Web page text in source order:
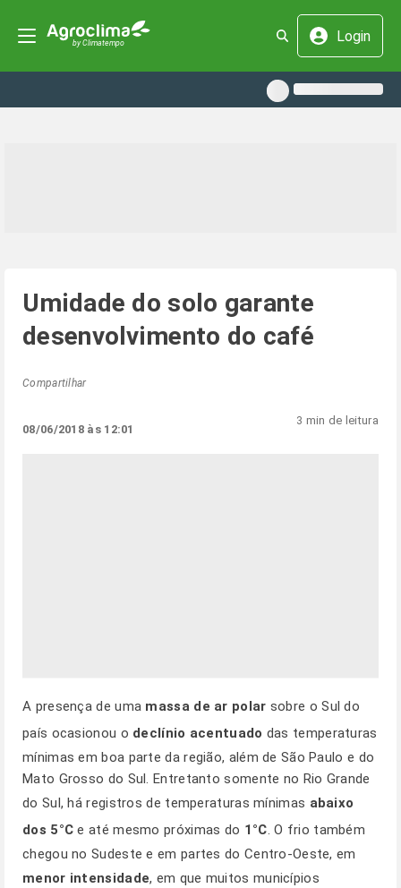
Login
Umidade do solo garante
desenvolvimento do café
Compartilhar
08/06/2018 às 12:01
3 min de leitura
A presença de uma massa de ar polar sobre o Sul do
país ocasionou o declínio acentuado das temperaturas
mínimas em boa parte da região, além de São Paulo e do
Mato Grosso do Sul. Entretanto somente no Rio Grande
do Sul, há registros de temperaturas mínimas abaixo
dos 5°C e até mesmo próximas do 1°C. O frio também
chegou no Sudeste e em partes do Centro-Oeste, em
menor intensidade, em que muitos municípios